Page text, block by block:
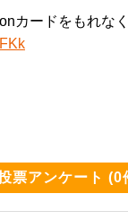
ールでワイドス
かな？？？って
カードをもれな
票アンケート (0